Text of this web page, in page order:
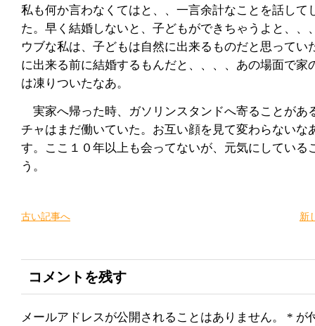
私も何か言わなくてはと、、一言余計なことを話して
た。早く結婚しないと、子どもができちゃうよと、、
ウブな私は、子どもは自然に出来るものだと思ってい
に出来る前に結婚するもんだと、、、、あの場面で家
は凍りついたなあ。
実家へ帰った時、ガソリンスタンドへ寄ることがあ
チャはまだ働いていた。お互い顔を見て変わらないな
す。ここ１０年以上も会ってないが、元気にしている
う。
古い記事へ 新
コメントを残す
メールアドレスが公開されることはありません。 * が